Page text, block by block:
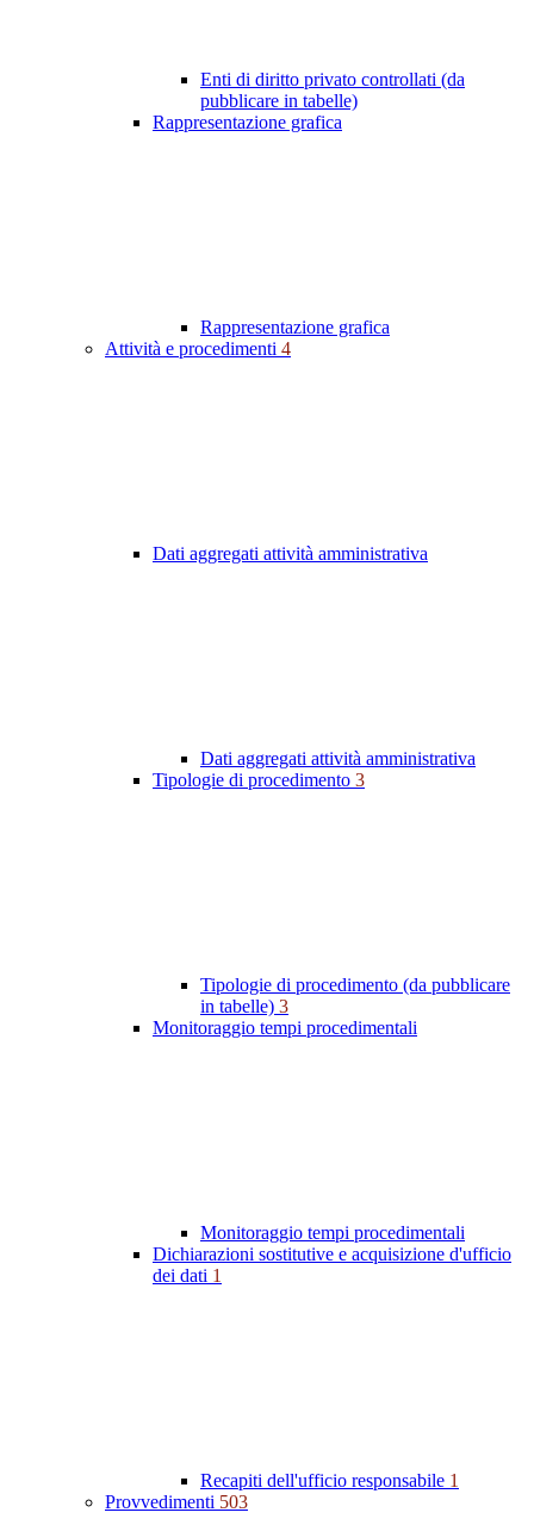
Enti di diritto privato controllati (da
pubblicare in tabelle)
Rappresentazione grafica
Rappresentazione grafica
Attività e procedimenti 4
Dati aggregati attività amministrativa
Dati aggregati attività amministrativa
Tipologie di procedimento 3
Tipologie di procedimento (da pubblicare
in tabelle) 3
Monitoraggio tempi procedimentali
Monitoraggio tempi procedimentali
Dichiarazioni sostitutive e acquisizione d'ufficio
dei dati 1
Recapiti dell'ufficio responsabile 1
Provvedimenti 503